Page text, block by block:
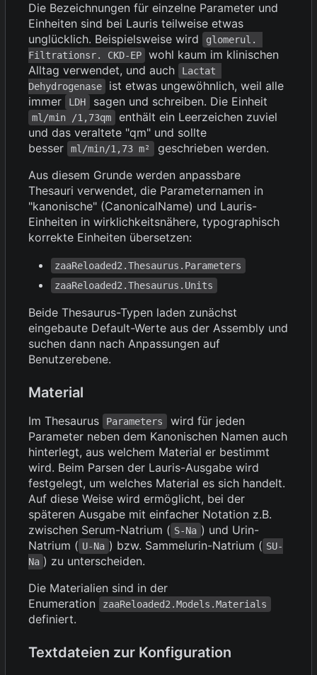
Die Bezeichnungen für einzelne Parameter und
Einheiten sind bei Lauris teilweise etwas
unglücklich. Beispielsweise wird
glomerul.
Filtrationsr. CKD-EP
wohl kaum im klinischen
Alltag verwendet, und auch
Lactat
Dehydrogenase
ist etwas ungewöhnlich, weil alle
immer
LDH sagen und schreiben. Die Einheit
ml/min /1,73qm
enthält ein Leerzeichen zuviel
und das veraltete "qm" und sollte
besser
ml/min/1,73 m²
geschrieben werden.
Aus diesem Grunde werden anpassbare
Thesauri verwendet, die Parameternamen in
"kanonische" (CanonicalName) und Lauris-
Einheiten in wirklichkeitsnähere, typographisch
korrekte Einheiten übersetzen:
zaaReloaded2.Thesaurus.Parameters
zaaReloaded2.Thesaurus.Units
Beide Thesaurus-Typen laden zunächst
eingebaute Default-Werte aus der Assembly und
suchen dann nach Anpassungen auf
Benutzerebene.
Material
Im Thesaurus Parameters
wird für jeden
Parameter neben dem Kanonischen Namen auch
hinterlegt, aus welchem Material er bestimmt
wird. Beim Parsen der Lauris-Ausgabe wird
festgelegt, um welches Material es sich handelt.
Auf diese Weise wird ermöglicht, bei der
späteren Ausgabe mit einfacher Notation z.B.
zwischen Serum-Natrium ( S-Na ) und Urin-
Natrium ( U-Na ) bzw. Sammelurin-Natrium ( SU-
Na ) zu unterscheiden.
Die Materialien sind in der
Enumeration
zaaReloaded2.Models.Materials
definiert.
Textdateien zur Konfiguration